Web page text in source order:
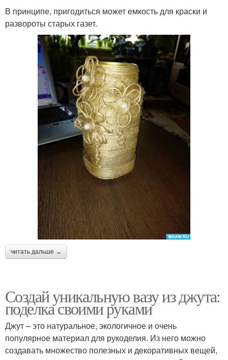
В принципе, пригодиться может емкость для краски и
развороты старых газет.
читать дальше →
Создай уникальную вазу из джута:
поделка своими руками
Джут – это натуральное, экологичное и очень
популярное материал для рукоделия. Из него можно
создавать множество полезных и декоративных вещей,